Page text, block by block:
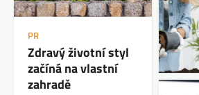
PR
Zdravý životní styl
začíná na vlastní
zahradě